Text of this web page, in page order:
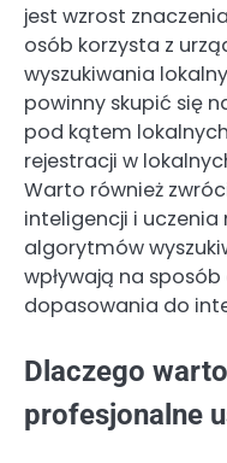
jest wzrost
osób korzysta z
wyszukiwania
powinny skupić się
pod kątem
rejestracji w
Warto również
inteligencji i
algorytmów
wpływają na
dopasowania do
Dlaczego
profesjonalne